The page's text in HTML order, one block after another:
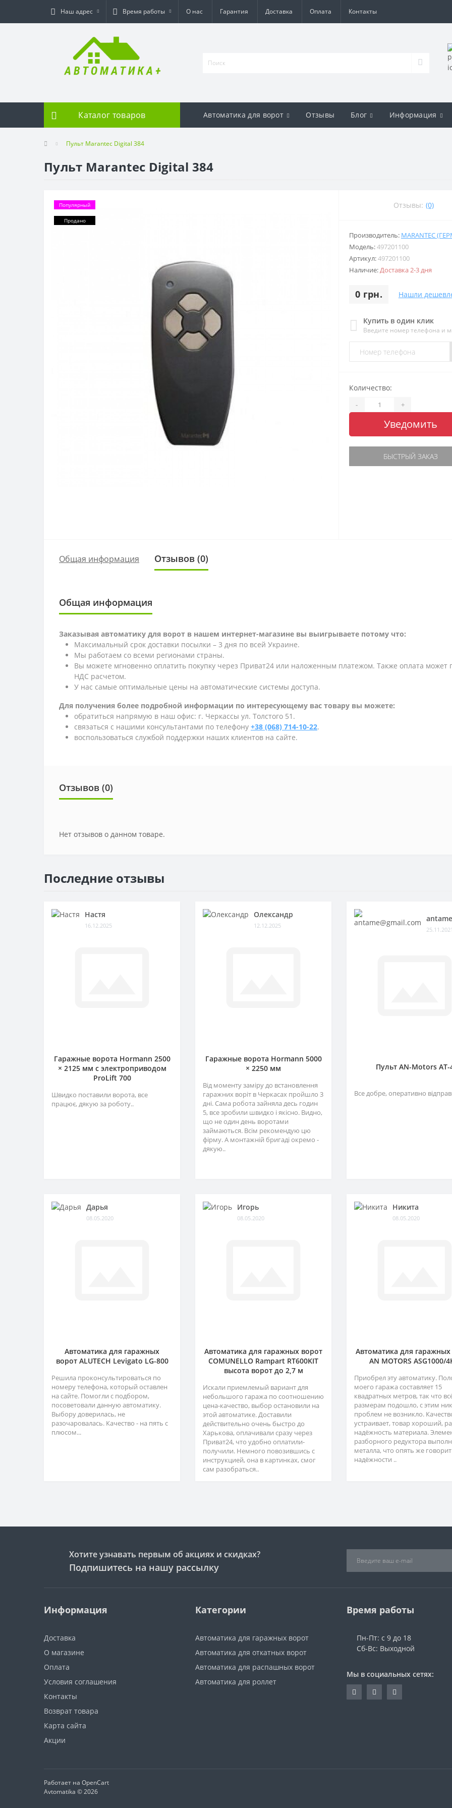
Наш адрес Время работы О нас Гарантия Доставка Оплата Контакты
Каталог товаров Автоматика для ворот Отзывы Блог Информация
Пульт Marantec Digital 384
Пульт Marantec Digital 384
Популярный
Продано
Отзывы: (0)
Производитель: MARANTEC
Модель:497201100
Артикул:497201100
Наличие:Доставка 2-3 дня
0 грн. Нашли
Купить в один клик
Введите номер телефона и
Количество:
- +
Уведомить
БЫСТРЫЙ ЗАКАЗ
Общая информация Отзывов (0)
Общая информация
Заказывая автоматику для ворот в нашем интернет-магазине вы выигрываете потому что:
Максимальный срок доставки посылки – 3 дня по всей Украине.
Мы работаем со всеми регионами страны.
Вы можете мгновенно оплатить покупку через Приват24 или наложенным платежом. Также оплата
НДС расчетом.
У нас самые оптимальные цены на автоматические системы доступа.
Для получения более подробной информации по интересующему вас товару вы можете:
обратиться напрямую в наш офис: г. Черкассы ул. Толстого 51.
связаться с нашими консультантами по телефону +38 (068) 714-10-22.
воспользоваться службой поддержки наших клиентов на сайте.
Отзывов (0)
Нет отзывов о данном товаре.
Последние отзывы
Настя
16.12.2025
Гаражные ворота Hormann 2500
× 2125 мм c электроприводом
ProLift 700
Швидко поставили ворота, все
працює, дякую за роботу..
Олександр
12.12.2025
Гаражные ворота Hormann 5000
× 2250 мм
Від моменту заміру до встановлення
гаражних воріт в Черкасах пройшло 3
дні. Сама робота зайняла десь годин
5, все зробили швидко і якісно. Видно,
що не один день воротами
займаються. Всім рекомендую цю
фірму. А монтажній бригаді окремо -
дякую..
25.11.2021
Пульт AN-Motors AT-
Все добре, оперативно
Дарья
08.05.2020
Автоматика для гаражных
ворот ALUTECH Levigato LG-800
Решила проконсультироваться по
номеру телефона, который оставлен
на сайте. Помогли с подбором,
посоветовали данную автоматику.
Выбору доверилась, не
разочаровалась. Качество - на пять с
плюсом...
Игорь
08.05.2020
Автоматика для гаражных ворот
COMUNELLO Rampart RT600KIT
высота ворот до 2,7 м
Искали приемлемый вариант для
небольшого гаража по соотношению
цена-качество, выбор остановили на
этой автоматике. Доставили
действительно очень быстро до
Харькова, оплачивали сразу через
Приват24, что удобно оплатили-
получили. Немного повозившись с
инструкцией, она в картинках, смог
сам разобраться..
Никита
08.05.2020
Автоматика для
AN MOTORS ASG1000/
Приобрел эту автоматику.
моего гаража составляет 15
квадратных метров, так что
размерам подошло, с этим
проблем не возникло.
устраивает, товар хороший,
надёжность материала.
разборного редуктора
металла, что опять же
надёжности ..
Хотите узнавать первым об акциях и скидках?
Подпишитесь на нашу рассылку
Информация
Доставка
О магазине
Оплата
Условия соглашения
Контакты
Возврат товара
Карта сайта
Акции
Категории
Автоматика для гаражных ворот
Автоматика для откатных ворот
Автоматика для распашных ворот
Автоматика для роллет
Время работы
Пн-Пт: с 9 до 18
Сб-Вс: Выходной
Мы в социальных сетях:
Работает на OpenCart
Avtomatika © 2026